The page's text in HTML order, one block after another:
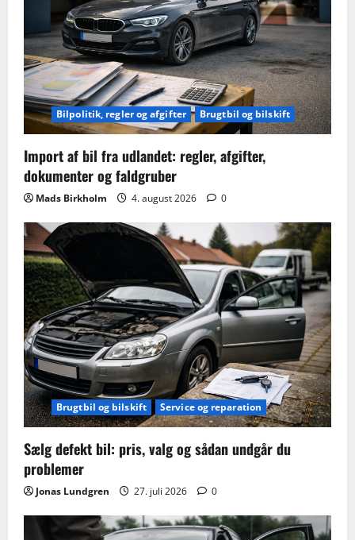
Bilpolitik, regler og afgifter Brugtbil og bilskift
Import af bil fra udlandet: regler, afgifter,
dokumenter og faldgruber
Mads Birkholm 4. august 2026 0
Brugtbil og bilskift Service og reparation
Sælg defekt bil: pris, valg og sådan undgår du
problemer
Jonas Lundgren 27. juli 2026 0